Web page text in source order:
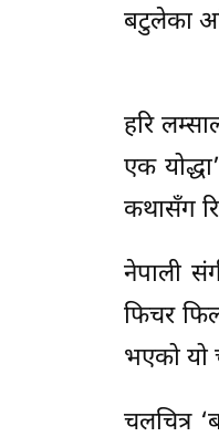
बटुलेका
हरि
एक
कथासँग
नेपाली
फिचर
भएको
चलचित्र